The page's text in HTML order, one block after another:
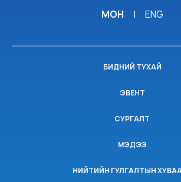
МОН | ENG
БИДНИЙ ТУХАЙ
ЭВЕНТ
СУРГАЛТ
МЭДЭЭ
НИЙТИЙН ГУЛГАЛТЫН